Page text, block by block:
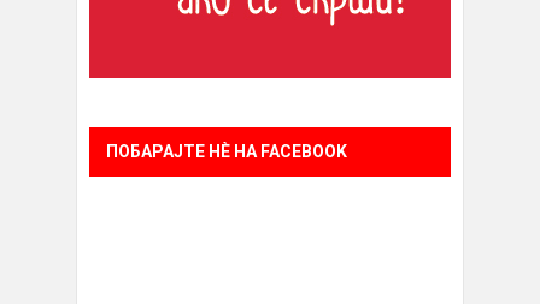
ПОБАРАЈТЕ НÈ НА FACEBOOK